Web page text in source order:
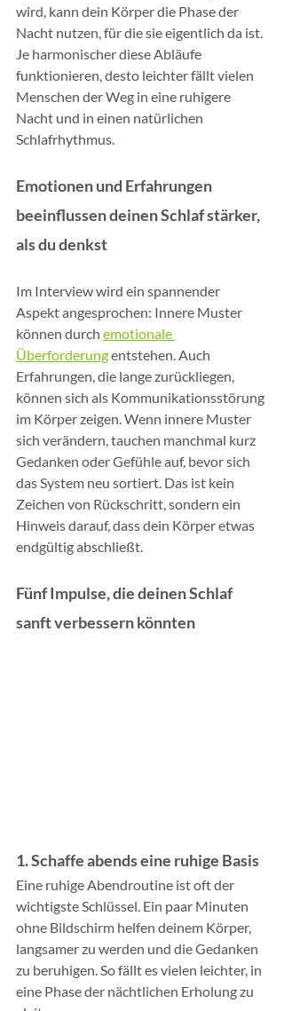
wird, kann dein Körper die Phase der
Nacht nutzen, für die sie eigentlich da ist.
Je harmonischer diese Abläufe
funktionieren, desto leichter fällt vielen
Menschen der Weg in eine ruhigere
Nacht und in einen natürlichen
Schlafrhythmus.
Emotionen und Erfahrungen
beeinflussen deinen Schlaf stärker,
als du denkst
Im Interview wird ein spannender
Aspekt angesprochen: Innere Muster
können durch emotionale
Überforderung entstehen. Auch
Erfahrungen, die lange zurückliegen,
können sich als Kommunikationsstörung
im Körper zeigen. Wenn innere Muster
sich verändern, tauchen manchmal kurz
Gedanken oder Gefühle auf, bevor sich
das System neu sortiert. Das ist kein
Zeichen von Rückschritt, sondern ein
Hinweis darauf, dass dein Körper etwas
endgültig abschließt.
Fünf Impulse, die deinen Schlaf
sanft verbessern könnten
1. Schaffe abends eine ruhige Basis
Eine ruhige Abendroutine ist oft der
wichtigste Schlüssel. Ein paar Minuten
ohne Bildschirm helfen deinem Körper,
langsamer zu werden und die Gedanken
zu beruhigen. So fällt es vielen leichter, in
eine Phase der nächtlichen Erholung zu